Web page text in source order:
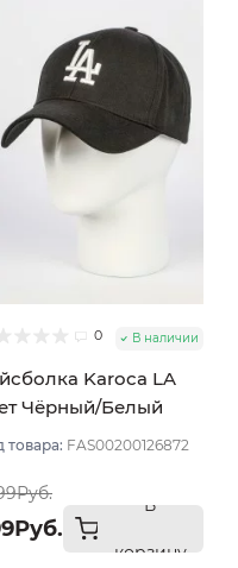
0 В наличии
Karoca LA
Чёрный/Белый
57-59
товара: FAS00200126872
В
корзину